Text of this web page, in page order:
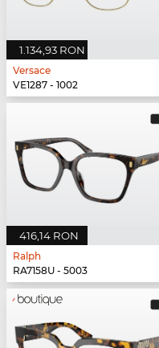
1.134,93 RON
Versace
VE1287 - 1002
416,14 RON
Ralph
RA7158U - 5003